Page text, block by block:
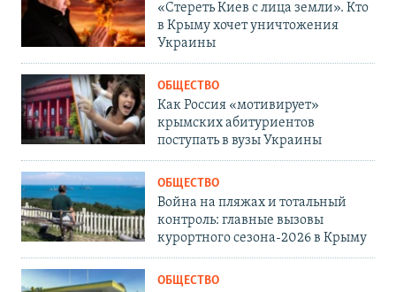
«Стереть Киев с лица земли». Кто
в Крыму хочет уничтожения
Украины
ОБЩЕСТВО
Как Россия «мотивирует»
крымских абитуриентов
поступать в вузы Украины
ОБЩЕСТВО
Война на пляжах и тотальный
контроль: главные вызовы
курортного сезона-2026 в Крыму
ОБЩЕСТВО